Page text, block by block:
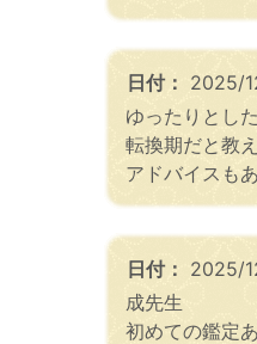
日付： 2025/
ゆったりとし
転換期だと教
アドバイスも
日付： 2025/
成先生
初めての鑑定